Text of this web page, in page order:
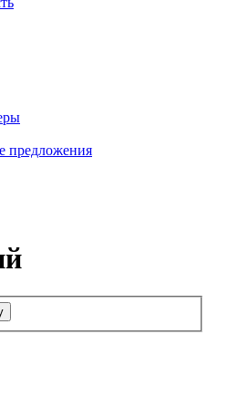
предложения